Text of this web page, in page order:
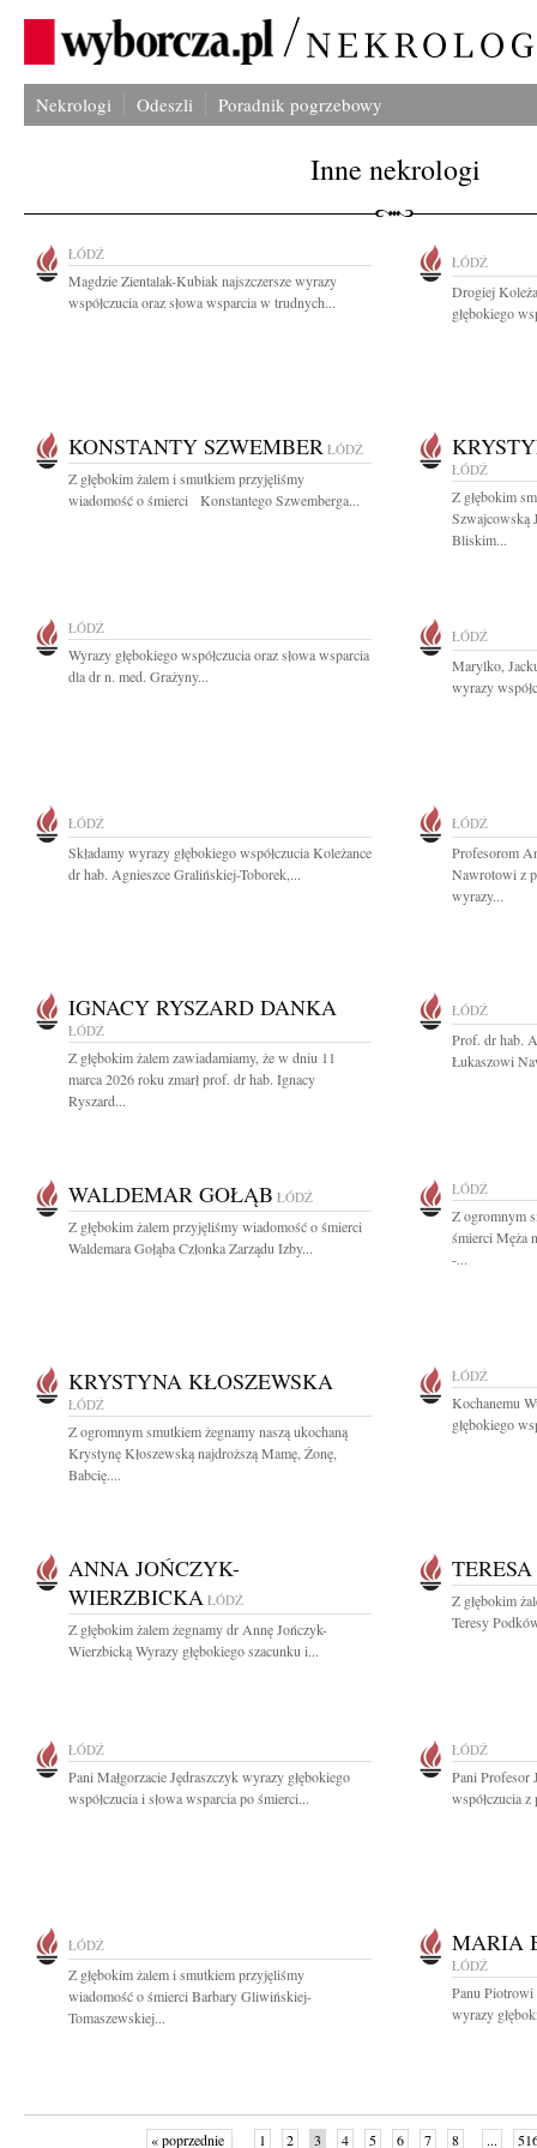
Nekrologi Odeszli Poradnik pogrzebowy
Inne nekrologi
ŁÓDŹ
Magdzie Zientalak-Kubiak najszczersze wyrazy
współczucia oraz słowa wsparcia w trudnych...
ŁÓDŹ
Drogiej
głębokiego
KONSTANTY SZWEMBER ŁÓDŹ
Z głębokim żalem i smutkiem przyjęliśmy
wiadomość o śmierci Konstantego Szwemberga...
ŁÓDŹ
Z głębokim
Szwajcowską
Bliskim...
ŁÓDŹ
Wyrazy głębokiego współczucia oraz słowa wsparcia
dla dr n. med. Grażyny...
ŁÓDŹ
Marylko,
wyrazy
ŁÓDŹ
Składamy wyrazy głębokiego współczucia Koleżance
dr hab. Agnieszce Gralińskiej-Toborek,...
ŁÓDŹ
Profesorom
Nawrotowi z
wyrazy...
IGNACY RYSZARD DANKA
ŁÓDŹ
Z głębokim żalem zawiadamiamy, że w dniu 11
marca 2026 roku zmarł prof. dr hab. Ignacy
Ryszard...
ŁÓDŹ
Prof. dr hab.
Łukaszowi
WALDEMAR GOŁĄB ŁÓDŹ
Z głębokim żalem przyjęliśmy wiadomość o śmierci
Waldemara Gołąba Członka Zarządu Izby...
ŁÓDŹ
Z ogromnym
śmierci Męża
-...
KRYSTYNA KŁOSZEWSKA
ŁÓDŹ
Z ogromnym smutkiem żegnamy naszą ukochaną
Krystynę Kłoszewską najdroższą Mamę, Żonę,
Babcię....
ŁÓDŹ
Kochanemu
głębokiego
ANNA JOŃCZYK-
WIERZBICKA ŁÓDŹ
Z głębokim żalem żegnamy dr Annę Jończyk-
Wierzbicką Wyrazy głębokiego szacunku i...
Z głębokim
Teresy
ŁÓDŹ
Pani Małgorzacie Jędraszczyk wyrazy głębokiego
współczucia i słowa wsparcia po śmierci...
ŁÓDŹ
Pani Profesor
współczucia
ŁÓDŹ
Z głębokim żalem i smutkiem przyjęliśmy
wiadomość o śmierci Barbary Gliwińskiej-
Tomaszewskiej...
MARIA
ŁÓDŹ
Panu Piotrowi
wyrazy
« poprzednie 1 2 3 4 5 6 7 8 ...